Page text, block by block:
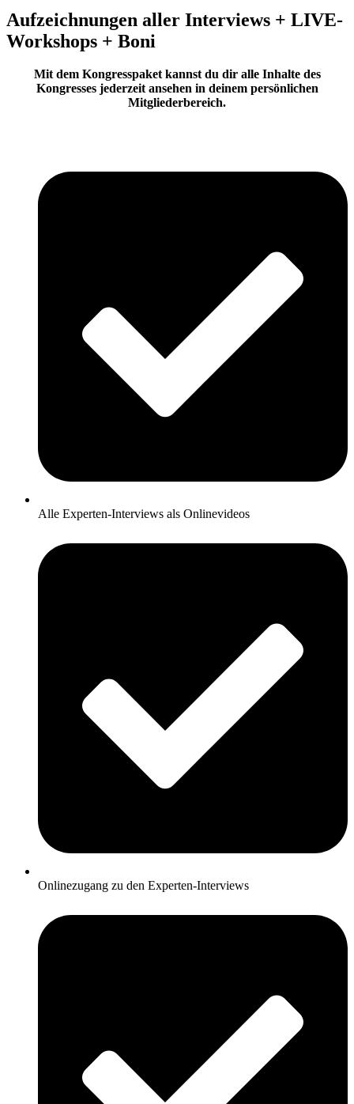
Aufzeichnungen aller Interviews + LIVE-
Workshops + Boni
Mit dem Kongresspaket kannst du dir alle Inhalte des
Kongresses jederzeit ansehen in deinem persönlichen
Mitgliederbereich.
Alle Experten-Interviews als Onlinevideos
Onlinezugang zu den Experten-Interviews